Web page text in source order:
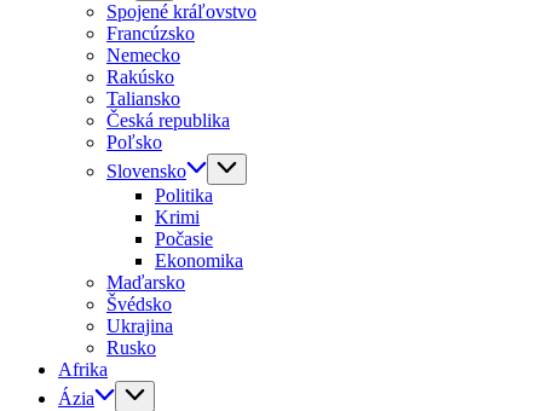
Spojené kráľovstvo
Francúzsko
Nemecko
Rakúsko
Taliansko
Česká republika
Poľsko
Slovensko
Politika
Krimi
Počasie
Ekonomika
Maďarsko
Švédsko
Ukrajina
Rusko
Afrika
Ázia